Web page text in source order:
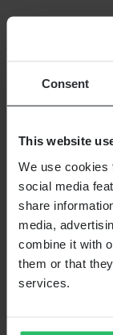
Consent
This website
We use cookies
social media
share
media,
combine it with
them or that
services.
Algemene
Privacybeleid
Retourneren
Informatie
Claims &
Bestelstatus
Vragen &
Contact met